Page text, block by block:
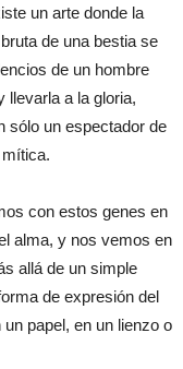
un arte donde la
de una bestia se
de un hombre
llevarla a la gloria,
sólo un espectador de
con estos genes en
alma, y nos vemos en
allá de un simple
de expresión del
papel, en un lienzo o